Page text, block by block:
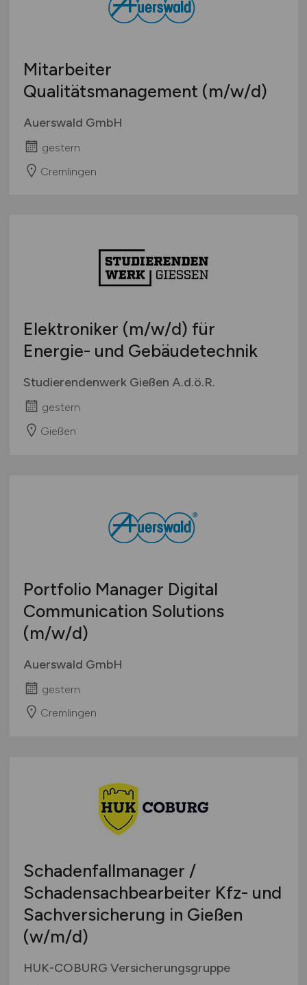
Mitarbeiter
Qualitätsmanagement (m/w/d)
Auerswald GmbH
gestern
Cremlingen
Elektroniker (m/w/d) für
Energie- und Gebäudetechnik
Studierendenwerk Gießen A.d.ö.R.
gestern
Gießen
Portfolio Manager Digital
Communication Solutions
(m/w/d)
Auerswald GmbH
gestern
Cremlingen
Schadenfallmanager /
Schadensachbearbeiter Kfz- und
Sachversicherung in Gießen
(w/m/d)
HUK-COBURG Versicherungsgruppe